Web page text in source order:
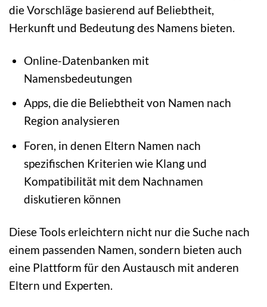
die Vorschläge basierend auf Beliebtheit,
Herkunft und Bedeutung des Namens bieten.
Online-Datenbanken mit
Namensbedeutungen
Apps, die die Beliebtheit von Namen nach
Region analysieren
Foren, in denen Eltern Namen nach
spezifischen Kriterien wie Klang und
Kompatibilität mit dem Nachnamen
diskutieren können
Diese Tools erleichtern nicht nur die Suche nach
einem passenden Namen, sondern bieten auch
eine Plattform für den Austausch mit anderen
Eltern und Experten.